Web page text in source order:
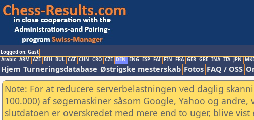
Logged on: Gast
Arabic ARM AZE BIH BUL CAT CHN CRO CZE DEN ENG ESP FAI FIN FRA GER GRE INA ITA JPN
Hjem Turneringsdatabase Østrigske mesterskab Fotos FAQ / OSS
Note: For at reducere serverbelastningen ved daglig
100.000) af søgemaskiner såsom Google, Yahoo og
slutdatoen er overskredet med mere end to uger, blive